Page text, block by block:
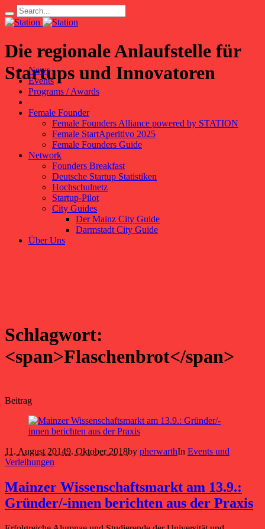
Die regionale Anlaufstelle für
Startups und Innovatoren
News
Events
Programs / Awards
Female Founder
Female Founders Alliance powered by STATION
Female StartAperitivo 2025
Female Founders Guide
Network
Founders Breakfast
Deutsche Startup Statistiken
Hochschulnetz
Startup-Pilot
City Guides
Der Mainz City Guide
Darmstadt City Guide
Über Uns
Schlagwort:
<span>Flaschenbrot</span>
Beitrag
11. August 20149. Oktober 2018by pherwarthIn Events und
Verleihungen
Mainzer Wissenschaftsmarkt am 13.9.:
Gründer/-innen berichten aus der Praxis